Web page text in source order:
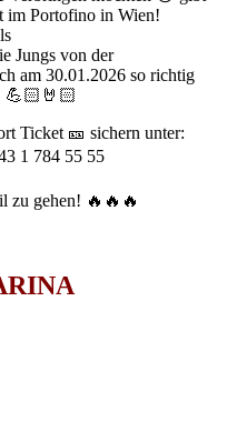
im Portofino in Wien!
Jungs von der
am 30.01.2026 so richtig
💪🏻🤘🏻
Ticket 🎫 sichern unter:
1 784 55 55
zu gehen! 🔥🔥🔥